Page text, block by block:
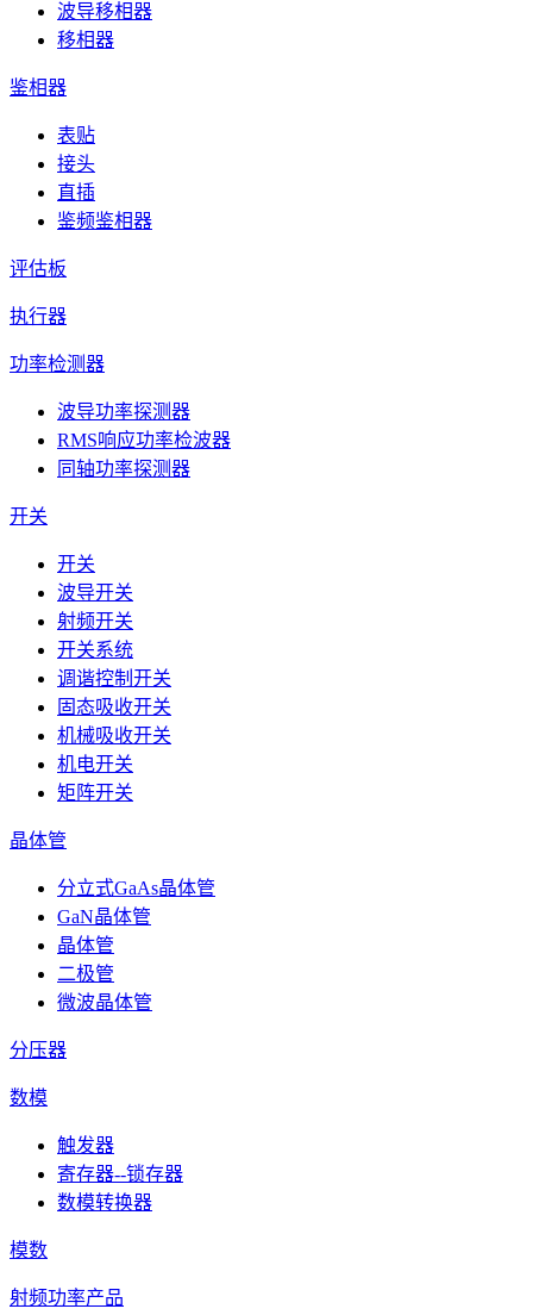
波导移相器
移相器
鉴相器
表贴
接头
直插
鉴频鉴相器
评估板
执行器
功率检测器
波导功率探测器
RMS响应功率检波器
同轴功率探测器
开关
开关
波导开关
射频开关
开关系统
调谐控制开关
固态吸收开关
机械吸收开关
机电开关
矩阵开关
晶体管
分立式GaAs晶体管
GaN晶体管
晶体管
二极管
微波晶体管
分压器
数模
触发器
寄存器--锁存器
数模转换器
模数
射频功率产品